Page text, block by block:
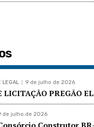
LEGAL 9 de julho de 2026
LICITAÇÃO PREGÃO
de julho de 2026